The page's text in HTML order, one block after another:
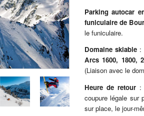
Parking autocar
funiculaire de
le funiculaire.
Domaine skiable :
Arcs 1600, 1800,
(Liaison avec le
Heure de retour :
coupure légale sur
sur place, le jour-